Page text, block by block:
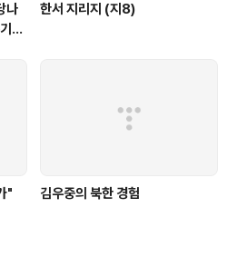
나
한서 지리지 (지8)
" 김우중의 북한 경험